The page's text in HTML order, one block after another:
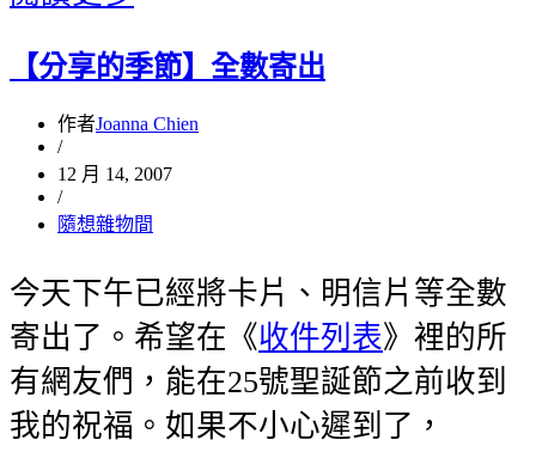
【分享的季節】全數寄出
作者Joanna Chien
/
12 月 14, 2007
/
隨想雜物間
今天下午已經將卡片、明信片等全數
寄出了。希望在《收件列表》裡的所
有網友們，能在25號聖誕節之前收到
我的祝福。如果不小心遲到了，